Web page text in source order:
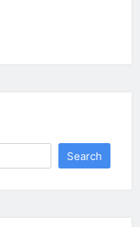
Search